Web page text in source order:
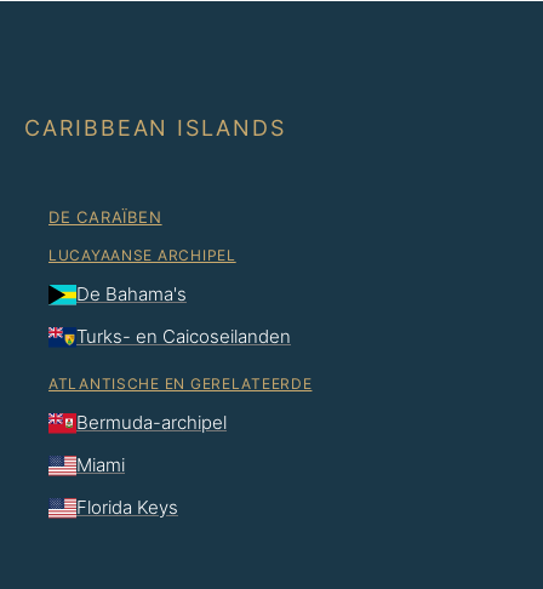
CARIBBEAN ISLANDS
DE CARAÏBEN
LUCAYAANSE ARCHIPEL
De Bahama's
Turks- en Caicoseilanden
ATLANTISCHE EN GERELATEERDE
Bermuda-archipel
Miami
Florida Keys